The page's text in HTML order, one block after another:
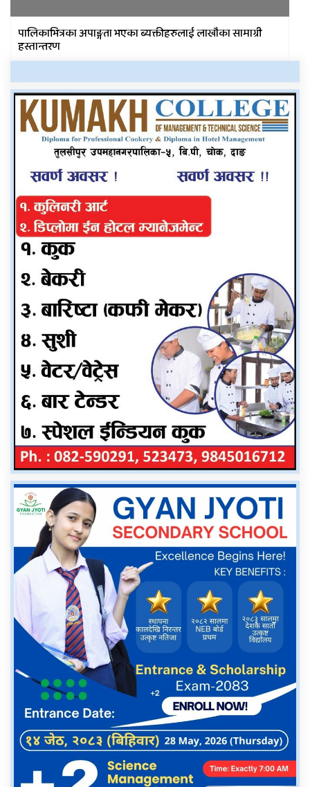
पालिकाभित्रका अपाङ्गता भएका ब्यक्तीहरुलाई लाखौका सामाग्री
हस्तान्तरण